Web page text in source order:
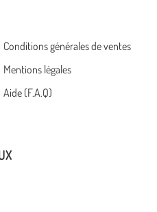
Conditions générales de ventes
Mentions légales
Aide (F.A.Q)